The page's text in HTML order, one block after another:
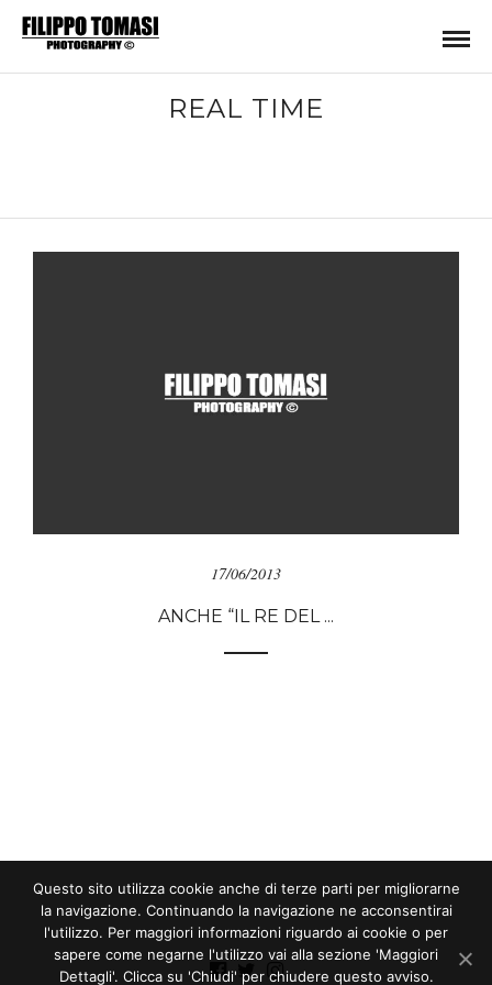
REAL TIME
17/06/2013
ANCHE “IL RE DEL ...
Questo sito utilizza cookie anche di terze parti per migliorarne
la navigazione. Continuando la navigazione ne acconsentirai
l'utilizzo. Per maggiori informazioni riguardo ai cookie o per
sapere come negarne l'utilizzo vai alla sezione 'Maggiori
Dettagli'. Clicca su 'Chiudi' per chiudere questo avviso.